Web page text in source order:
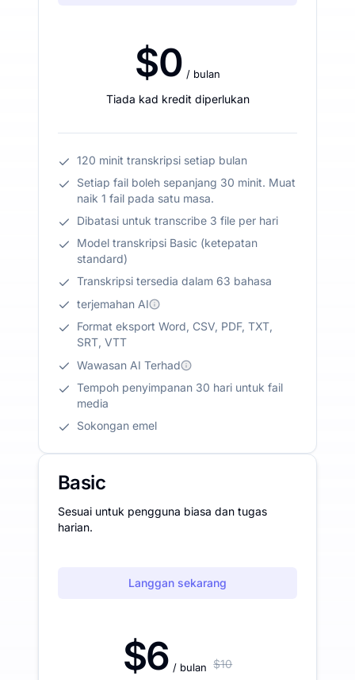
$0 / bulan
Tiada kad kredit diperlukan
120 minit transkripsi setiap bulan
Setiap fail boleh sepanjang 30 minit. Muat
naik 1 fail pada satu masa.
Dibatasi untuk transcribe 3 file per hari
Model transkripsi Basic (ketepatan
standard)
Transkripsi tersedia dalam 63 bahasa
terjemahan AI
Format eksport Word, CSV, PDF, TXT,
SRT, VTT
Wawasan AI Terhad
Tempoh penyimpanan 30 hari untuk fail
media
Sokongan emel
Basic
Sesuai untuk pengguna biasa dan tugas
harian.
Langgan sekarang
$6 / bulan $10